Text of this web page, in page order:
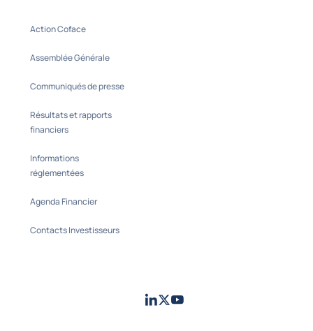
Action Coface
Assemblée Générale
Communiqués de presse
Résultats et rapports
financiers
Informations
réglementées
Agenda Financier
Contacts Investisseurs
LinkedIn
TwitterYoutube